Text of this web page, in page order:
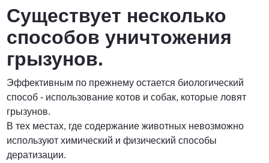
Существует несколько
способов уничтожения
грызунов.
Эффективным по прежнему остается биологический
способ - использование котов и собак, которые ловят
грызунов.
В тех местах, где содержание животных невозможно
используют химический и физический способы
дератизации.